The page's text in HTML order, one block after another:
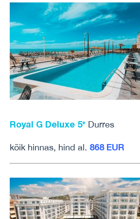
Royal G Deluxe 5* Durres
kõik hinnas, hind al. 868 EUR